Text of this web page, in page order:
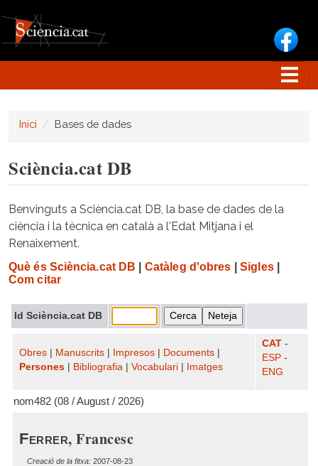
Inici Bases de dades
Sciència.cat DB
Benvinguts a Sciència.cat DB, la base de dades de la
ciència i la tècnica en català a l'Edat Mitjana i el
Renaixement.
Què és Sciència.cat DB Catàleg d'obres Sigles|
Com citar
Id Sciència.cat DB
Obres Manuscrits Impresos Documents
Persones
Bibliografia Vocabulari Imatges
CAT -
ESP -
ENG
nom482 (08 / August / 2026)
Ferrer, Francesc
Creació de la fitxa: 2007-08-23